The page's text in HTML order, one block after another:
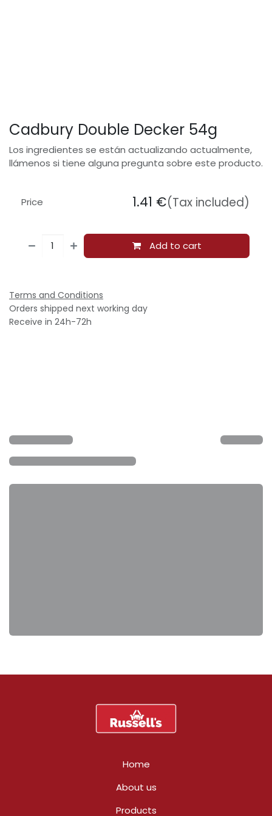
Cadbury Double Decker 54g
Los ingredientes se están actualizando actualmente,
llámenos si tiene alguna pregunta sobre este producto.
Add to cart
Price 1.41 €(Tax included)
Terms and Conditions
Orders shipped next working day
Receive in 24h-72h
Home
About us
Products